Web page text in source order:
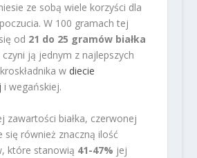
ze sobą wiele korzyści dla
W 100 gramach tej
od 21 do 25 gramów białka
czyni ją jednym z najlepszych
w diecie
i wegańskiej.
zawartości białka, czerwonej
się również znaczną ilość
które stanowią 41-47% jej